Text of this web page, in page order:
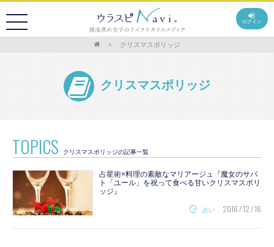
ログイン
クリスマスポリッジ
クリスマスポリッジ
TOPICS クリスマスポリッジの記事一覧
占星術×料理の素敵なマリアージュ『魔女のサバ
ト「ユール」を祝って食べる甘いクリスマスポリ
ッジ』
占い 2016 / 12 / 16